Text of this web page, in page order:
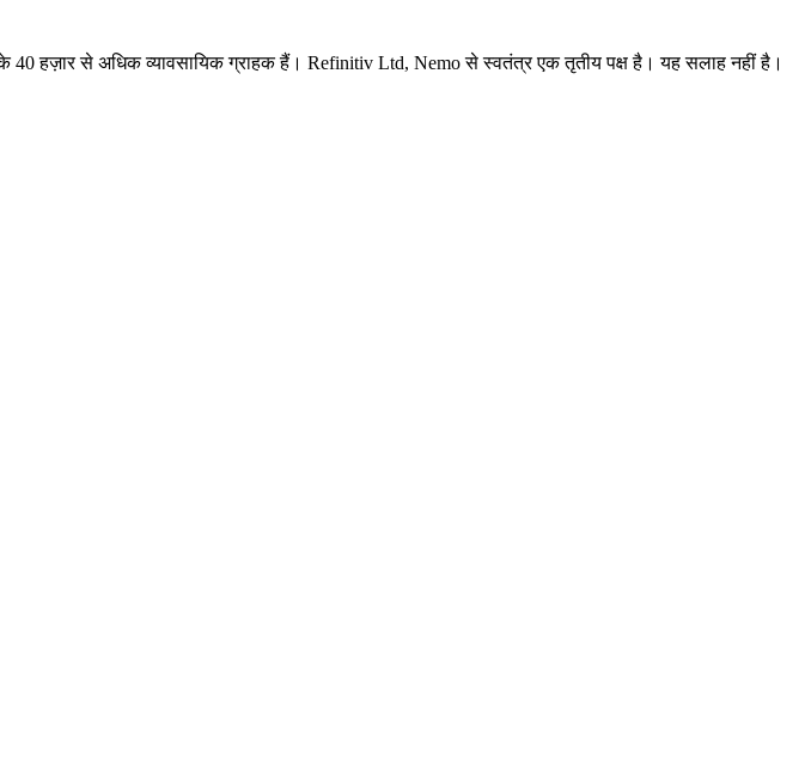
40 हज़ार से अधिक व्यावसायिक ग्राहक हैं। Refinitiv Ltd, Nemo से स्वतंत्र एक तृतीय पक्ष है। यह सलाह नहीं है।